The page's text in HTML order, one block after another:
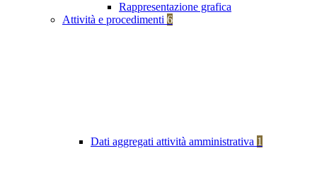
Rappresentazione grafica
Attività e procedimenti 6
Dati aggregati attività amministrativa 1